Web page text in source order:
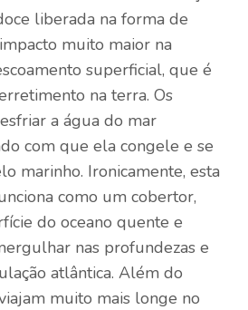
liberada na forma de
muito maior na
superficial, que é
na terra. Os
a água do mar
com que ela congele e se
marinho. Ironicamente, esta
como um cobertor,
do oceano quente e
nas profundezas e
atlântica. Além do
muito mais longe no